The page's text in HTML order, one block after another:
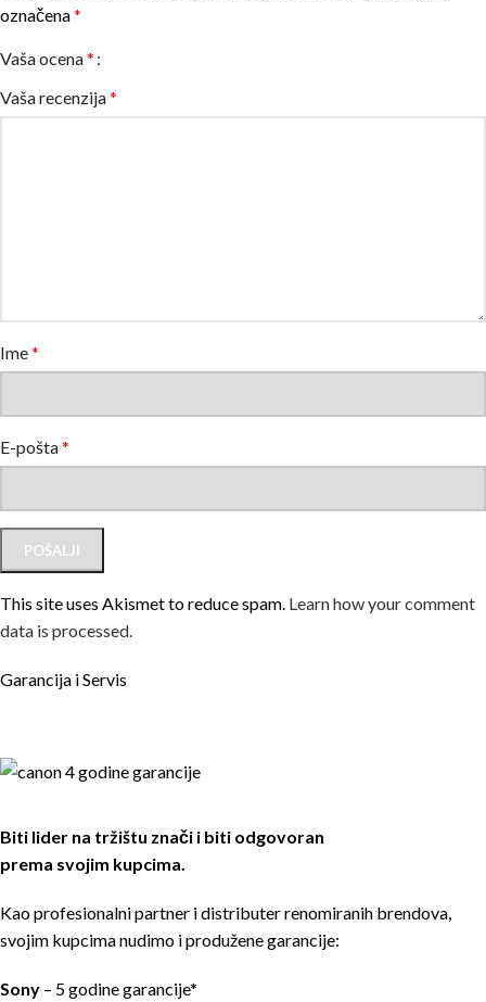
označena*
Vaša ocena*
Vaša recenzija*
Ime*
E-pošta*
This site uses Akismet to reduce spam. Learn how your comment
data is processed.
Garancija i Servis
Biti lider na tržištu znači i biti odgovoran
prema svojim kupcima.
Kao profesionalni partner i distributer renomiranih brendova,
svojim kupcima nudimo i produžene garancije:
Sony – 5 godine garancije*